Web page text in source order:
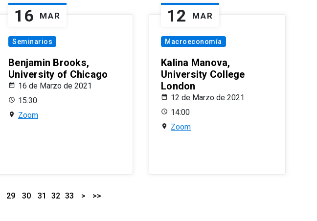
16 MAR
Seminarios
Benjamin Brooks,
University of Chicago
16 de Marzo de 2021
15:30
Zoom
12 MAR
Macroeconomía
Kalina Manova,
University College
London
12 de Marzo de 2021
14:00
Zoom
29 30 31 32 33 > >>